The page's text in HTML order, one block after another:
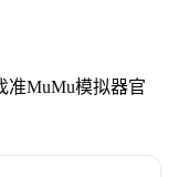
准MuMu模拟器官